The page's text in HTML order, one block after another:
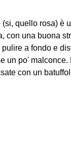
(si, quello rosa) è
con una buona
a fondo e
un po' malconce.
con un